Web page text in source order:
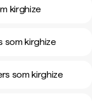
kirghize
som kirghize
som kirghize